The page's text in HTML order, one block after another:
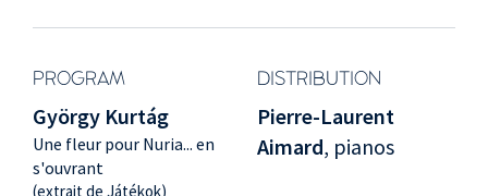
PROGRAM DISTRIBUTION
György Kurtág
Une fleur pour Nuria... en
s'ouvrant
(extrait de Játékok)
Pierre-Laurent
Aimard, pianos